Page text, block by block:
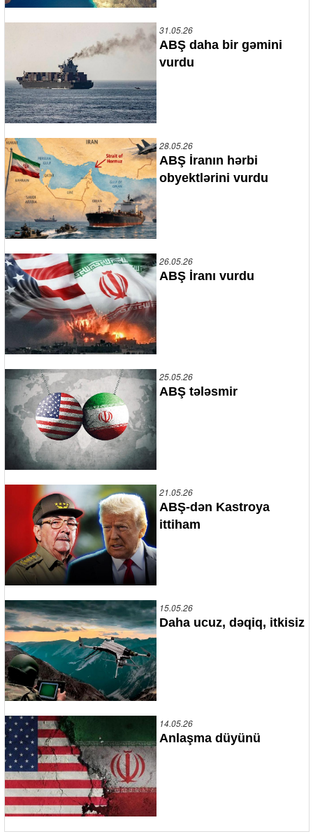
31.05.26
ABŞ daha bir gəmini
vurdu
28.05.26
ABŞ İranın hərbi
obyektlərini vurdu
26.05.26
ABŞ İranı vurdu
25.05.26
ABŞ tələsmir
21.05.26
ABŞ-dən Kastroya
ittiham
15.05.26
Daha ucuz, dəqiq, itkisiz
14.05.26
Anlaşma düyünü